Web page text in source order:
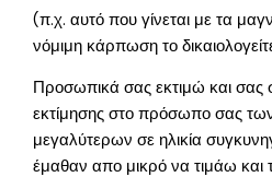
(π.χ. αυτό που γίνεται με τα
νόμιμη κάρπωση το
Προσωπικά σας εκτιμώ και σας
εκτίμησης στο πρόσωπο σας
μεγαλύτερων σε ηλικία
έμαθαν απο μικρό να τιμάω και